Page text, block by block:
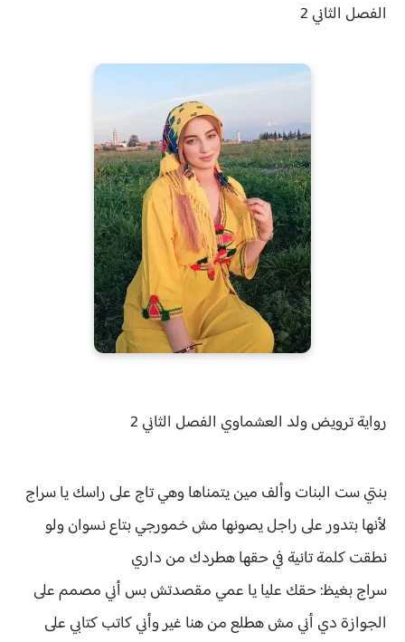
الفصل الثاني 2
روايةترويض ولد العشماوي الفصل الثاني 2
بنتي ست البنات وألف مين يتمناها وهي تاج على راسك يا سراج
لأنها بتدور على راجل يصونها مش خمورجي بتاع نسوان ولو
نطقت كلمة تانية في حقها هطردك من داري
سراج بغيظ: حقك عليا يا عمي مقصدتش بس أني مصمم على
الجوازة دي أني مش هطلع من هنا غير وأني كاتب كتابي على